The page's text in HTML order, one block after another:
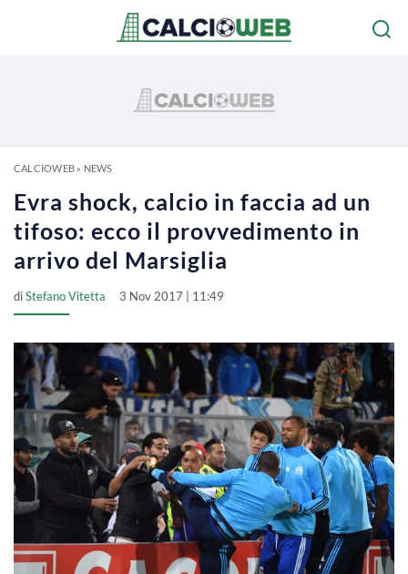
CALCIOWEB» NEWS
Evra shock, calcio in faccia ad un
tifoso: ecco il provvedimento in
arrivo del Marsiglia
diStefano Vitetta 3 Nov 2017 | 11:49